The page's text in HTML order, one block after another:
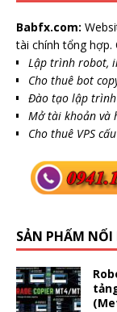
Babfx.com:
tài chính tổng hợp.
Lập trình robot,
Cho thuê bot
Đào tạo lập
Mở tài khoản và
Cho thuê VPS
SẢN PHẨM NỔI